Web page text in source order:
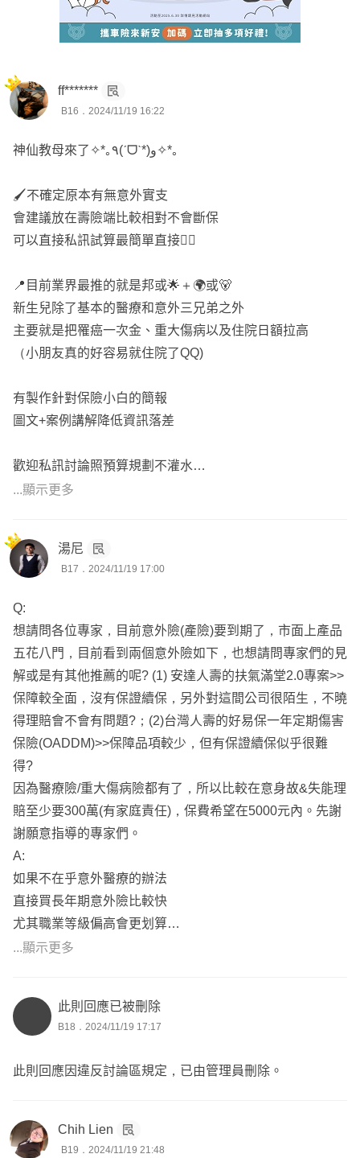
❄️ 出沒DCARD保險業版
⭕ 六大保障 : 醫療、癌症、重大傷病、失能(照護)、意外、
--
⚽醫療實支保證續保；額度至少30萬起跳
🥎癌症一次金至少各100萬起跳
🏀意外實支至少5萬；有意外失能扶助金意外險
🏐病房費一天5000起跳
🎯 成人規劃六大保障
💡壽險
💡意外險(死殘/意外實支/意外日額/骨折)
💡醫療險(醫療實支優先；住院日額/手術/定額險次之)
💡重大傷病險(分為重大傷病/重大疾病/特定傷病，重大傷病
優先)
(主要為失能險/長照險，目前失能險滅絕，改以意外失能
險為優先，預算夠再考慮長照險)
🎯新生兒規劃重點:一個月保費2000初
🚨醫療險
住單人房，可以避免受到其他病友干，除了實支實付的住院
額度外，會輔以住院日額，拉高住院病房費已達單人房費
用。
目前的自費(達文西手術、自費鋼板、特殊材料、微創手
術、高端骨材)項目越來越高，實支實付規劃以高雜費且保
證續保為主。
♨️意外
小朋友意外頻傳，規劃多種意外險種避免後續的就醫負擔。
意外失能、意外扶助金、意外實支實付、意外日額、意外骨
折。
尤其避免因不小心發生的嚴重燒燙傷需要長期治療植皮、除
疤、壓力衣....
為意外重點。
🚑癌症
療，能夠更精準的針對癌細胞，
光子治療:電腦刀、螺旋刀、諾力刀、銳速刀、弧形刀、亞
標靶放射線；
硼中子捕獲治療、 肽受體-放射性核素治療 、攝護腺特異性
ff*******
B16．2024/11/19 16:22
神仙教母來了✧*｡٩(ˊᗜˋ*)و✧*｡
🖌️不確定原本有無意外實支
會建議放在壽險端比較相對不會斷保
可以直接私訊試算最簡單直接👍🏻
📍目前業界最推的就是邦或🌟＋🌍或🐻
新生兒除了基本的醫療和意外三兄弟之外
主要就是把罹癌一次金、重大傷病以及住院日額拉高
（小朋友真的好容易就住院了QQ)
有製作針對保險小白的簡報
圖文+案例講解降低資訊落差
歡迎私訊討論照預算規劃不灌水
白話不失專業還搭配圖文解說一目了然✨
📍現在醫療概況就是「自費高＋住院天數短」
有鑒於7/1商品大跳水能考慮的不多
要拉高醫療保障就要靠「定額理賠型醫療險」
👉🏻拉高日額和手術的保障
👉🏻可再加保自付額實支拉高保障
📍其實保險就是在玩「排列組合」而已
👉🏻因此除了考量條款費率外
還會連同”商品面“一起綜合評估做取捨
透過排列組合將有限的預算發揮到最大效益✨
📌
新生兒神仙教母全台跑👶🏻
擅長各家保險分析條款講重點
白話不失專業+搭配圖文+案例講解
阿莎力乾脆不囉唆不話術不灌水
依據你的預算做CP值最高的規劃
頁面有電子名片歡迎聯繫喔👋🏻
...顯示更多
湯尼
B17．2024/11/19 17:00
Q:
想請問各位專家，目前意外險(產險)要到期了，市面上產品
五花八門，目前看到兩個意外險如下，也想請問專家們的見
解或是有其他推薦的呢? (1) 安達人壽的扶氣滿堂2.0專案>>
保障較全面，沒有保證續保，另外對這間公司很陌生，不曉
得理賠會不會有問題?；(2)台灣人壽的好易保一年定期傷害
保險(OADDM)>>保障品項較少，但有保證續保似乎很難
得?
因為醫療險/重大傷病險都有了，所以比較在意身故&失能理
賠至少要300萬(有家庭責任)，保費希望在5000元內。先謝
謝願意指導的專家們。
A:
如果不在乎意外醫療的辦法
直接買長年期意外險比較快
尤其職業等級偏高會更划算
北北基定期歡迎點頭像找我
...顯示更多
此則回應已被刪除
B18．2024/11/19 17:17
此則回應因違反討論區規定，已由管理員刪除。
Chih Lien
B19．2024/11/19 21:48